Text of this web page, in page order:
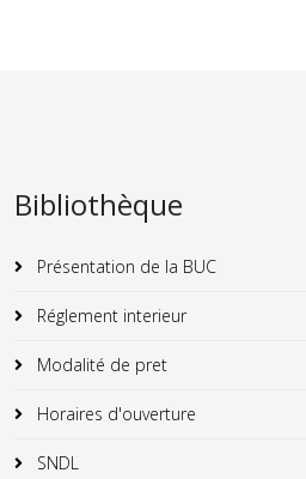
Bibliothèque
Présentation de la BUC
Réglement interieur
Modalité de pret
Horaires d'ouverture
SNDL